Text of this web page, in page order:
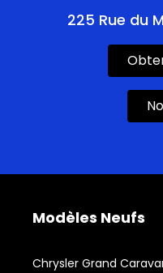
225 Rue du
Modèles Neufs
Chrysler Grand